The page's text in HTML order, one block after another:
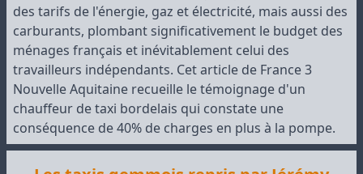
des tarifs de l'énergie, gaz et électricité, mais aussi des
carburants, plombant significativement le budget des
ménages français et inévitablement celui des
travailleurs indépendants. Cet article de France 3
Nouvelle Aquitaine recueille le témoignage d'un
chauffeur de taxi bordelais qui constate une
conséquence de 40% de charges en plus à la pompe.